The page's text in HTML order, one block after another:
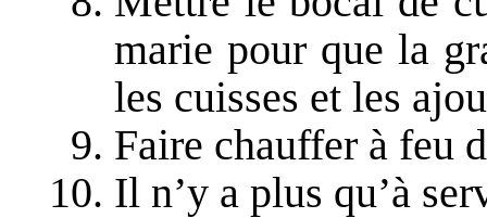
marie pour que la
les cuisses et les
Faire chauffer à feu
Il n’y a plus qu’à